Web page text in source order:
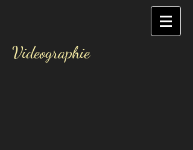
Videographie